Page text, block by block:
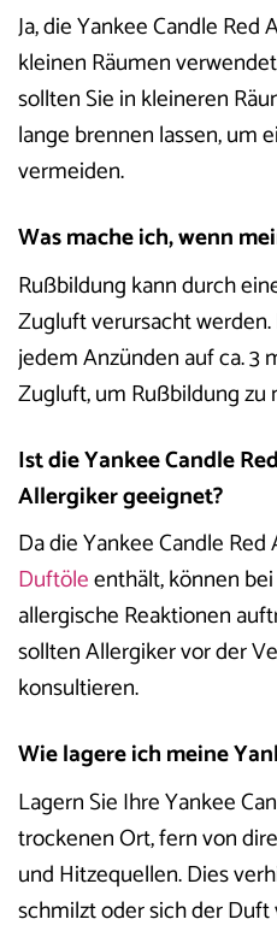
Ja, die Yankee Candle
kleinen Räumen
sollten Sie in kleineren
lange brennen lassen, um
vermeiden.
Was mache ich, wenn
Rußbildung kann durch
Zugluft verursacht
jedem Anzünden auf ca. 3
Zugluft, um Rußbildung zu
Ist die Yankee Candle
Allergiker geeignet?
Da die Yankee Candle
Duftöleenthält, können
allergische Reaktionen
sollten Allergiker vor der
konsultieren.
Wie lagere ich meine
Lagern Sie Ihre Yankee
trockenen Ort, fern von
und Hitzequellen. Dies
schmilzt oder sich der